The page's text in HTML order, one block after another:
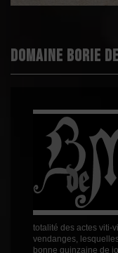
Épicé
Cépages
Profil
Couleur
Millésime
Volume
Rayons
Domaine Borie
totalité des actes viti-
vendanges,
bonne quinzaine de